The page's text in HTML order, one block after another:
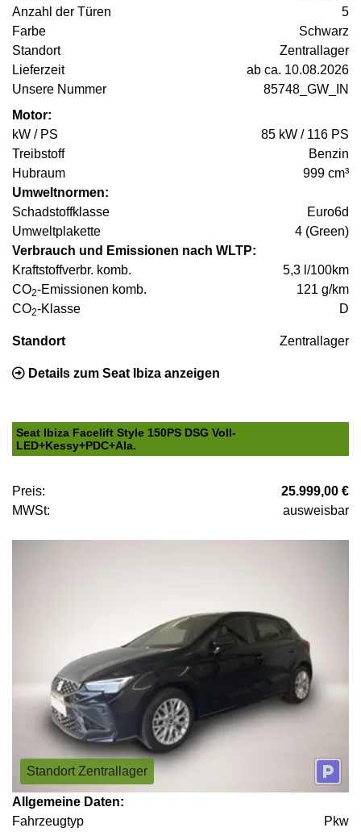
Anzahl der Türen
5
Farbe
Schwarz
Standort
Zentrallager
Lieferzeit
ab ca. 10.08.2026
Unsere Nummer
85748_GW_IN
Motor:
kW / PS
85 kW / 116 PS
Treibstoff
Benzin
Hubraum
999 cm³
Umweltnormen:
Schadstoffklasse
Euro6d
Umweltplakette
4 (Green)
Verbrauch und Emissionen nach WLTP:
Kraftstoffverbr. komb.
5,3 l/100km
CO2-Emissionen komb.
121 g/km
CO2-Klasse D
Standort Zentrallager
Details zum Seat Ibiza anzeigen
Seat Ibiza Facelift Style 150PS DSG Voll-
LED+Kessy+PDC+Ala.
Preis:
25.999,00 €
MWSt:
ausweisbar
Standort Zentrallager
Allgemeine Daten:
Fahrzeugtyp
Pkw